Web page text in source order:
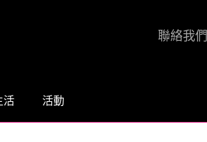
活 活動
聯絡我們